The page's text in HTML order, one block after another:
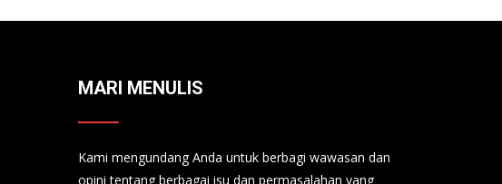
MARI MENULIS
Kami mengundang Anda untuk berbagi wawasan dan
opini tentang berbagai isu dan permasalahan yang